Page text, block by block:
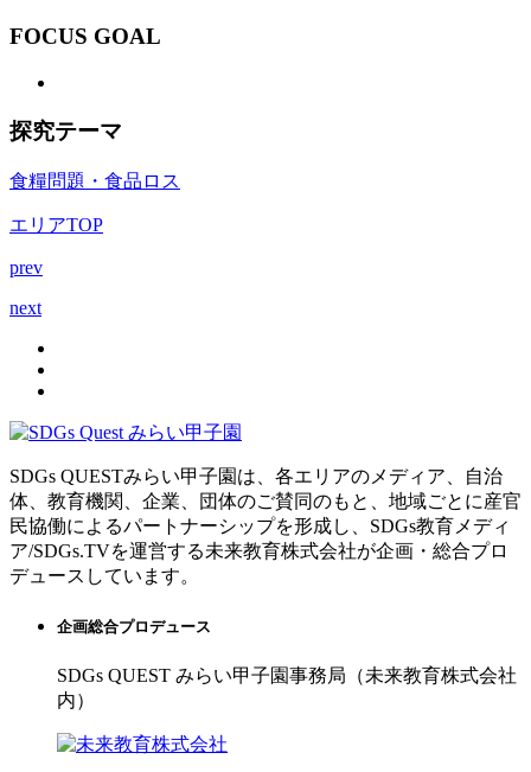
FOCUS GOAL
探究テーマ
食糧問題・食品ロス
エリアTOP
prev
next
SDGs QUESTみらい甲子園は、各エリアのメディア、自治
体、教育機関、企業、団体のご賛同のもと、地域ごとに産官
民協働によるパートナーシップを形成し、SDGs教育メディ
ア/SDGs.TVを運営する未来教育株式会社が企画・総合プロ
デュースしています。
企画総合プロデュース
SDGs QUEST みらい甲子園事務局（未来教育株式会社
内）